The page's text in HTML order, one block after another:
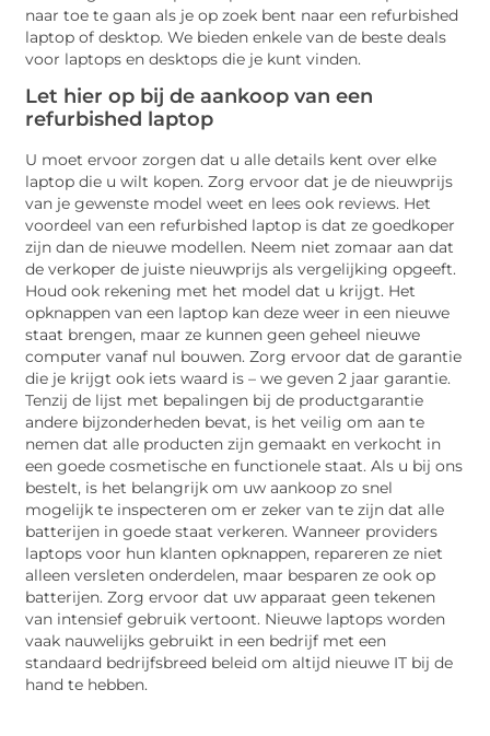
naar toe te gaan als je op zoek bent naar een refurbished
laptop of desktop. We bieden enkele van de beste deals
voor laptops en desktops die je kunt vinden.
Let hier op bij de aankoop van een
refurbished laptop
U moet ervoor zorgen dat u alle details kent over elke
laptop die u wilt kopen. Zorg ervoor dat je de nieuwprijs
van je gewenste model weet en lees ook reviews. Het
voordeel van een refurbished laptop is dat ze goedkoper
zijn dan de nieuwe modellen. Neem niet zomaar aan dat
de verkoper de juiste nieuwprijs als vergelijking opgeeft.
Houd ook rekening met het model dat u krijgt. Het
opknappen van een laptop kan deze weer in een nieuwe
staat brengen, maar ze kunnen geen geheel nieuwe
computer vanaf nul bouwen. Zorg ervoor dat de garantie
die je krijgt ook iets waard is – we geven 2 jaar garantie.
Tenzij de lijst met bepalingen bij de productgarantie
andere bijzonderheden bevat, is het veilig om aan te
nemen dat alle producten zijn gemaakt en verkocht in
een goede cosmetische en functionele staat. Als u bij ons
bestelt, is het belangrijk om uw aankoop zo snel
mogelijk te inspecteren om er zeker van te zijn dat alle
batterijen in goede staat verkeren. Wanneer providers
laptops voor hun klanten opknappen, repareren ze niet
alleen versleten onderdelen, maar besparen ze ook op
batterijen. Zorg ervoor dat uw apparaat geen tekenen
van intensief gebruik vertoont. Nieuwe laptops worden
vaak nauwelijks gebruikt in een bedrijf met een
standaard bedrijfsbreed beleid om altijd nieuwe IT bij de
hand te hebben.